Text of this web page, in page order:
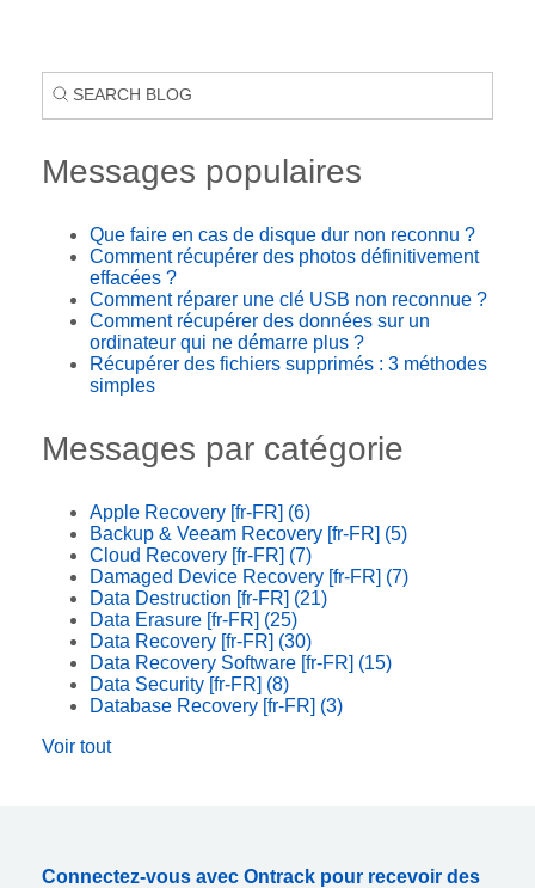
Messages populaires
Que faire en cas de disque dur non reconnu ?
Comment récupérer des photos définitivement
effacées ?
Comment réparer une clé USB non reconnue ?
Comment récupérer des données sur un
ordinateur qui ne démarre plus ?
Récupérer des fichiers supprimés : 3 méthodes
simples
Messages par catégorie
Apple Recovery [fr-FR] (6)
Backup & Veeam Recovery [fr-FR] (5)
Cloud Recovery [fr-FR] (7)
Damaged Device Recovery [fr-FR] (7)
Data Destruction [fr-FR] (21)
Data Erasure [fr-FR] (25)
Data Recovery [fr-FR] (30)
Data Recovery Software [fr-FR] (15)
Data Security [fr-FR] (8)
Database Recovery [fr-FR] (3)
Voir tout
Connectez-vous avec Ontrack pour recevoir des